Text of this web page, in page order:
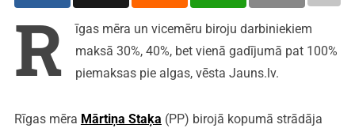
R
īgas mēra un vicemēru biroju darbiniekiem
maksā 30%, 40%, bet vienā gadījumā pat 100%
piemaksas pie algas, vēsta Jauns.lv.
Rīgas mēra Mārtiņa Staķa (PP) birojā kopumā strādāja